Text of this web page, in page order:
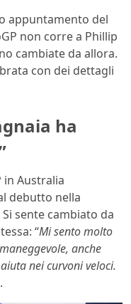
appuntamento del
non corre a Phillip
cambiate da allora.
con dei dettagli
ha
in Australia
debutto nella
sente cambiato da
“Mi sento molto
anche
nei curvoni veloci.